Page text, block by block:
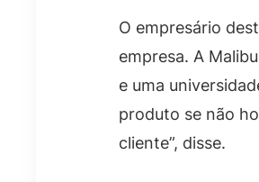
O empresário
empresa. A
e uma
produto se não
cliente”, disse.